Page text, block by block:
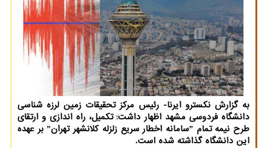
به گزارش نکسترو ایرنا- رئیس مرکز تحقیقات زمین لرزه شناسی
دانشگاه فردوسی مشهد اظهار داشت: تکمیل، راه اندازی و ارتقای
طرح نیمه تمام ˮسامانه اخطار سریع زلزله کلانشهر تهرانˮ بر عهده
این دانشگاه گذاشته شده است.